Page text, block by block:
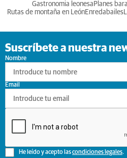
Gastronomia leonesa Planes
Rutas de montaña en LeónEnredabailes
Suscríbete a nuestra
Nombre
He leído y acepto lascondiciones legales.
Email